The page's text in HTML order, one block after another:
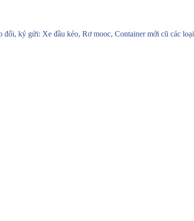
ký gửi: Xe đầu kéo, Rơ mooc, Container mới cũ các loại